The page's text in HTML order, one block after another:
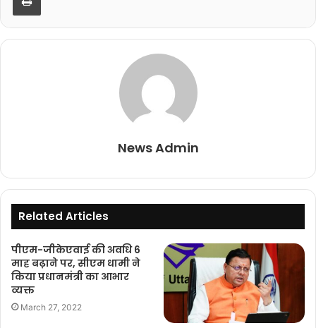
News Admin
Related Articles
पीएम-जीकेएवाई की अवधि 6
माह बढ़ाने पर, सीएम धामी ने
किया प्रधानमंत्री का आभार
व्यक्त
March 27, 2022